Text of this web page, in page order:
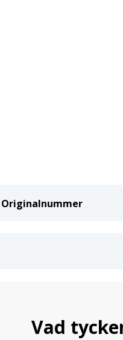
Vad